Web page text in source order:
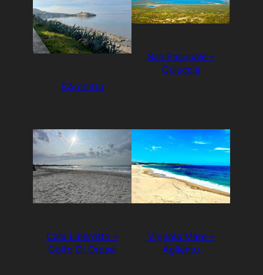
S’Archittu
San Pasquale –
Culuccia
Cala Liberotto –
Golfo Di Orosei
Vignola Mare –
Aglientu